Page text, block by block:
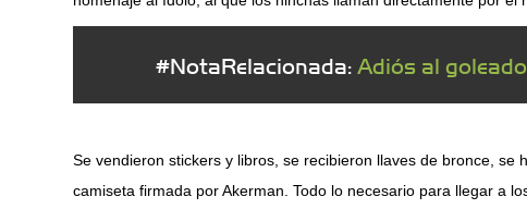
#NotaRelacionada: Adiós al
Se vendieron stickers y libros, se recibieron llaves de bronce, se
camiseta firmada por Akerman. Todo lo necesario para llegar a